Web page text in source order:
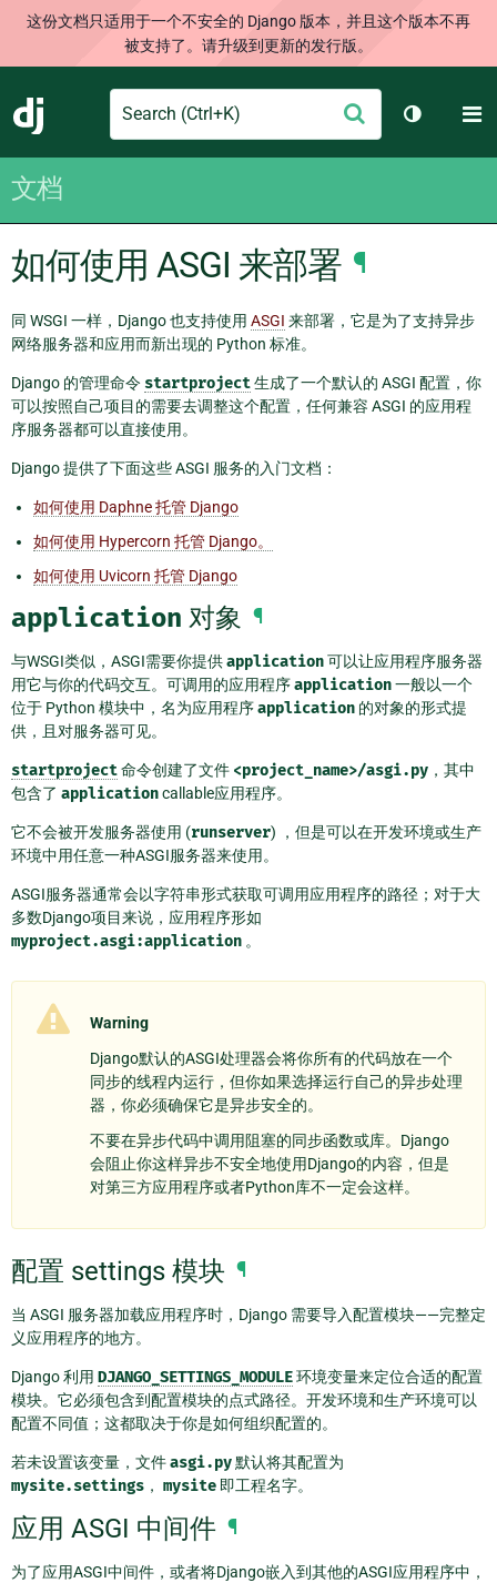
这份文档只适用于一个不安全的 Django 版本，并且这个版本不再
被支持了。请升级到更新的发行版。
Django
Search
交
切换主题
文档
如何使用 ASGI 来部署 ¶
同 WSGI 一样，Django 也支持使用 ASGI 来部署，它是为了支持异步
网络服务器和应用而新出现的 Python 标准。
Django 的管理命令 startproject生成了一个默认的 ASGI 配置，你
可以按照自己项目的需要去调整这个配置，任何兼容 ASGI 的应用程
序服务器都可以直接使用。
Django 提供了下面这些 ASGI 服务的入门文档：
如何使用 Daphne 托管 Django
如何使用 Hypercorn 托管 Django。
如何使用 Uvicorn 托管 Django
application 对象 ¶
与WSGI类似，ASGI需要你提供application可以让应用程序服务器
用它与你的代码交互。可调用的应用程序application一般以一个
位于 Python 模块中，名为应用程序application 的对象的形式提
供，且对服务器可见。
startproject命令创建了文件 <project_name>/asgi.py ，其中
包含了 applicationcallable应用程序。
它不会被开发服务器使用 (runserver) ，但是可以在开发环境或生产
环境中用任意一种ASGI服务器来使用。
ASGI服务器通常会以字符串形式获取可调用应用程序的路径；对于大
多数Django项目来说，应用程序形如
myproject.asgi:application 。
Warning
Django默认的ASGI处理器会将你所有的代码放在一个
同步的线程内运行，但你如果选择运行自己的异步处理
器，你必须确保它是异步安全的。
不要在异步代码中调用阻塞的同步函数或库。Django
会阻止你这样异步不安全地使用Django的内容，但是
对第三方应用程序或者Python库不一定会这样。
配置 settings 模块 ¶
当 ASGI 服务器加载应用程序时，Django 需要导入配置模块——完整定
义应用程序的地方。
Django 利用 DJANGO_SETTINGS_MODULE环境变量来定位合适的配置
模块。它必须包含到配置模块的点式路径。开发环境和生产环境可以
配置不同值；这都取决于你是如何组织配置的。
若未设置该变量，文件asgi.py默认将其配置为
mysite.settings ， mysite 即工程名字。
应用 ASGI 中间件 ¶
为了应用ASGI中间件，或者将Django嵌入到其他的ASGI应用程序中，